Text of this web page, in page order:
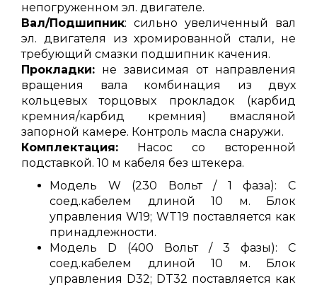
непогруженном эл. двигателе.
Вал/Подшипник: сильно увеличенный вал
эл. двигателя из хромированной стали, не
требующий смазки подшипник качения.
Прокладки: не зависимая от направления
вращения вала комбинация из двух
кольцевых торцовых прокладок (карбид
кремния/карбид кремния) вмасляной
запорной камере. Контроль масла снаружи.
Комплектация: Насос со всторенной
подставкой. 10 м кабеля без штекера.
Модель W (230 Вольт / 1 фаза): С
соед.кабелем длиной 10 м. Блок
управления W19; WT19 поставляется как
принадлежности.
Модель D (400 Вольт / 3 фазы): С
соед.кабелем длиной 10 м. Блок
управления D32; DT32 поставляется как